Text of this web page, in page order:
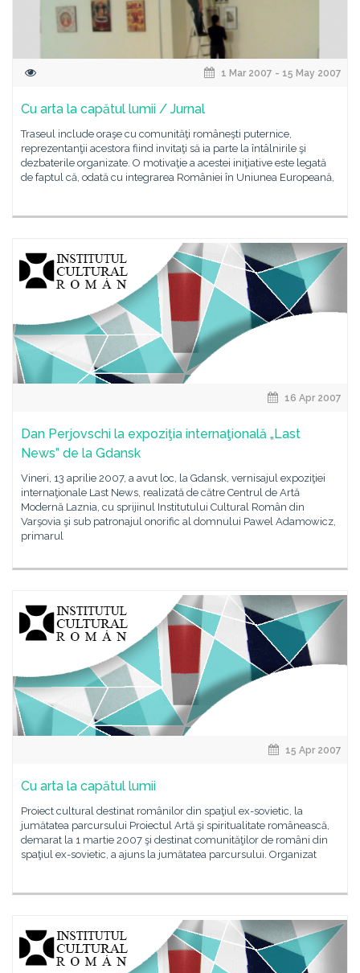
1 Mar 2007 - 15 May 2007
Cu arta la capătul lumii / Jurnal
Traseul include oraşe cu comunităţi româneşti puternice,
reprezentanţii acestora fiind invitaţi să ia parte la întâlnirile şi
dezbaterile organizate. O motivaţie a acestei iniţiative este legată
de faptul că, odată cu integrarea României în Uniunea Europeană,
16 Apr 2007
Dan Perjovschi la expoziţia internaţională „Last
News” de la Gdansk
Vineri, 13 aprilie 2007, a avut loc, la Gdansk, vernisajul expoziţiei
internaţionale Last News, realizată de către Centrul de Artă
Modernă Laznia, cu sprijinul Institutului Cultural Român din
Varşovia şi sub patronajul onorific al domnului Pawel Adamowicz,
primarul
15 Apr 2007
Cu arta la capătul lumii
Proiect cultural destinat românilor din spaţiul ex-sovietic, la
jumătatea parcursului Proiectul Artă şi spiritualitate românească,
demarat la 1 martie 2007 şi destinat comunităţilor de români din
spaţiul ex-sovietic, a ajuns la jumătatea parcursului. Organizat